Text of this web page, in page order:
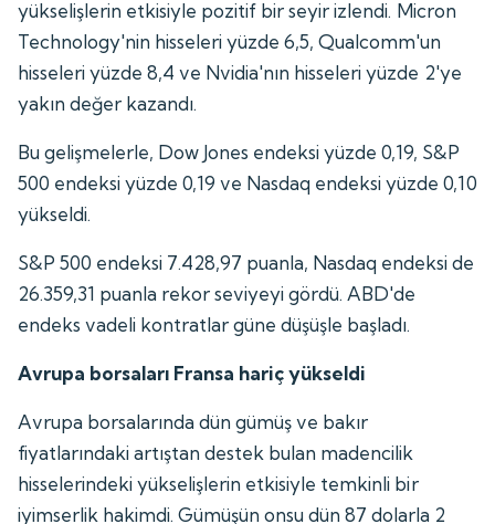
yükselişlerin etkisiyle pozitif bir seyir izlendi. Micron
Technology'nin hisseleri yüzde 6,5, Qualcomm'un
hisseleri yüzde 8,4 ve Nvidia'nın hisseleri yüzde 2'ye
yakın değer kazandı.
Bu gelişmelerle, Dow Jones endeksi yüzde 0,19, S&P
500 endeksi yüzde 0,19 ve Nasdaq endeksi yüzde 0,10
yükseldi.
S&P 500 endeksi 7.428,97 puanla, Nasdaq endeksi de
26.359,31 puanla rekor seviyeyi gördü. ABD'de
endeks vadeli kontratlar güne düşüşle başladı.
Avrupa borsaları Fransa hariç yükseldi
Avrupa borsalarında dün gümüş ve bakır
fiyatlarındaki artıştan destek bulan madencilik
hisselerindeki yükselişlerin etkisiyle temkinli bir
iyimserlik hakimdi. Gümüşün onsu dün 87 dolarla 2